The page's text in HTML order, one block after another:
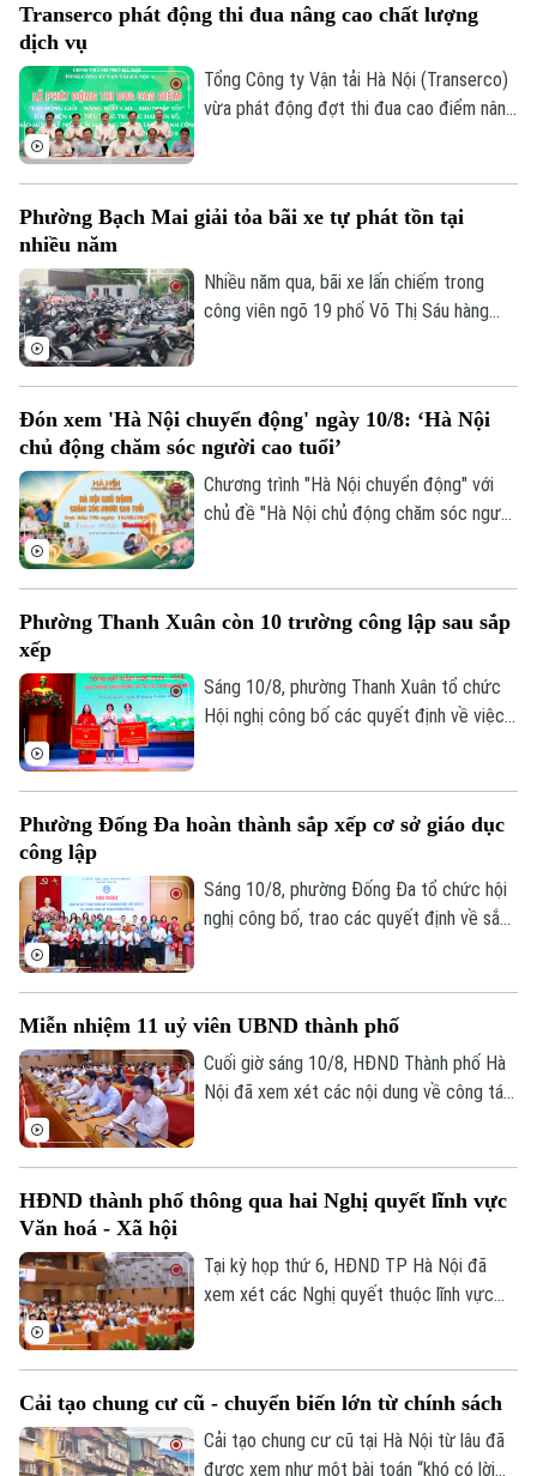
Chuyên mục
Thời sự
Hà Nội
Chính trị
Xã hội
An ninh trật tự
Công nghệ
Hà Nội
Nhịp sống Hà Nội
Người Hà Nội
Khoảnh khắc Hà Nội
Ẩm thực
Thế giới
Tin tức
Hồ sơ
Người Việt 4 phương
Kinh tế
Tin tức
Cafe sáng
Tài chính Ngân hàng
Doanh nghiệp
Nhà đất
Tin tức
Căn hộ
Đất đai
Kinh nghiệm
Tàu và Xe
Ô tô
Tàu
Xe máy
Đánh giá
Giáo dục
Tin tức
Tuyển sinh
Hướng nghiệp
Văn hóa
Tin tức
Di tích
Sức khỏe
Y tế
Dinh dưỡng
Thể thao
Bóng đá
Transerco phát động thi đua nâng cao chất lượng
dịch vụ
Tổng Công ty Vận tải Hà Nội (Transerco)
vừa phát động đợt thi đua cao điểm nâng
hết ngày 30-9 tới toàn thể cán bộ, công
phòng cơ quan Tổng công ty.
Phường Bạch Mai giải tỏa bãi xe tự phát tồn tại
nhiều năm
Nhiều năm qua, bãi xe lấn chiếm trong
công viên ngõ 19 phố Võ Thị Sáu hàng
quyết tình trạng trên, vừa qua Công an
phường Bạch Mai đã tham mưu Ủy ban
nhân dân phường chỉ đạo các lực lượng
phối hợp giải tỏa thành công bãi xe này.
Đón xem 'Hà Nội chuyển động' ngày 10/8: ‘Hà Nội
chủ động chăm sóc người cao tuổi’
Chương trình "Hà Nội chuyển động" với
chủ đề "Hà Nội chủ động chăm sóc người
10/8.
Phường Thanh Xuân còn 10 trường công lập sau sắp
xếp
Sáng 10/8, phường Thanh Xuân tổ chức
Hội nghị công bố các quyết định về việc
Phường Đống Đa hoàn thành sắp xếp cơ sở giáo dục
công lập
Sáng 10/8, phường Đống Đa tổ chức hội
nghị công bố, trao các quyết định về sắp
Miễn nhiệm 11 uỷ viên UBND thành phố
Cuối giờ sáng 10/8, HĐND Thành phố Hà
Nội đã xem xét các nội dung về công tác
HĐND thành phố thông qua hai Nghị quyết lĩnh vực
Văn hoá - Xã hội
Tại kỳ họp thứ 6, HĐND TP Hà Nội đã
xem xét các Nghị quyết thuộc lĩnh vực
cao của TP Hà Nội năm học 2026-2027
và thông qua dự án Đầu tư xây dựng Khu
phức hợp Y tế - Chăm sóc sức khỏe
Cải tạo chung cư cũ - chuyển biến lớn từ chính sách
Cải tạo chung cư cũ tại Hà Nội từ lâu đã
được xem như một bài toán “khó có lời